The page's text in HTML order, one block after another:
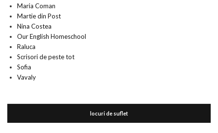
Maria Coman
Martie din Post
Nina Costea
Our English Homeschool
Raluca
Scrisori de peste tot
Sofia
Vavaly
locuri de suflet